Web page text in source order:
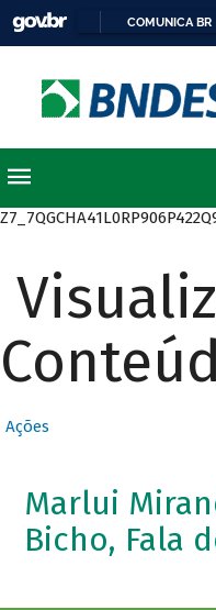
COMUNICA BR
Ações
Marlui
Bicho, Fala